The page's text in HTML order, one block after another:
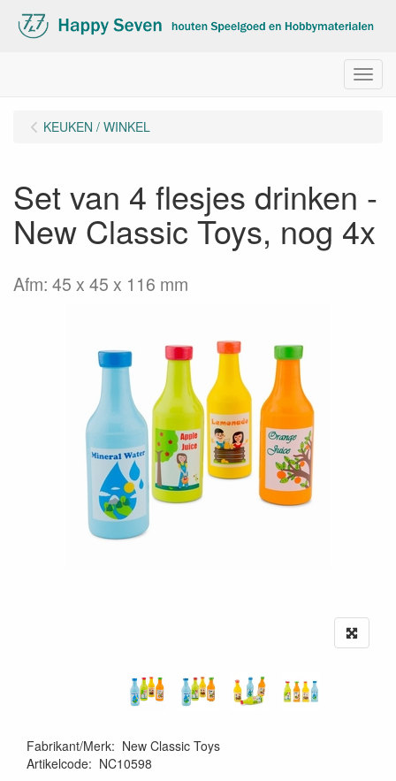
Menu
KEUKEN / WINKEL
Set van 4 flesjes drinken -
New Classic Toys, nog 4x
Afm: 45 x 45 x 116 mm
Fabrikant/Merk: New Classic Toys
Artikelcode: NC10598